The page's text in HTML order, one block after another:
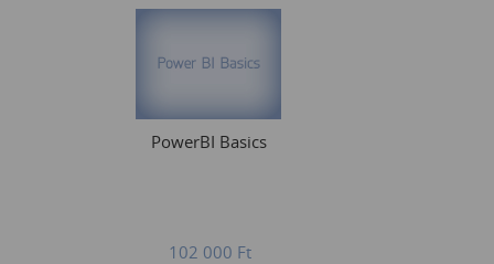
PowerBI Basics
102 000 Ft